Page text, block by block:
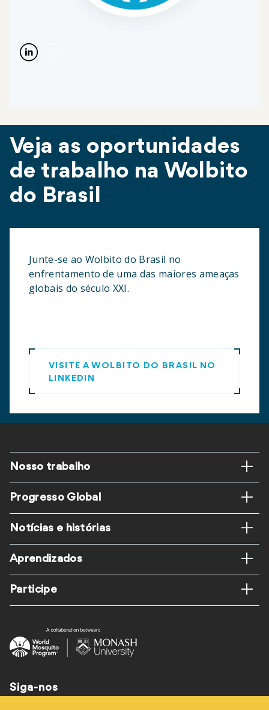
Veja as oportunidades
de trabalho na Wolbito
do Brasil
Junte-se ao Wolbito do Brasil no
enfrentamento de uma das maiores ameaças
globais do século XXI.
VISITE A WOLBITO DO BRASIL NO
LINKEDIN
Rodapé
Nosso trabalho
Progresso Global
Notícias e histórias
Aprendizados
Participe
Siga-nos